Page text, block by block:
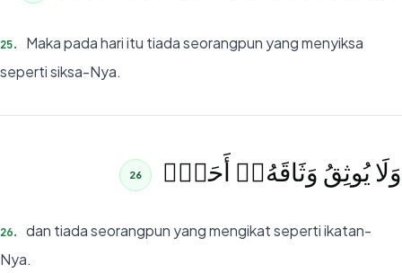
25.
Maka pada hari itu tiada seorangpun yang menyiksa
seperti siksa-Nya.
وَلَا يُوثِقُ وَثَاقَهُۥٓ أَحَدٌۭ 26
26.
dan tiada seorangpun yang mengikat seperti ikatan-
Nya.